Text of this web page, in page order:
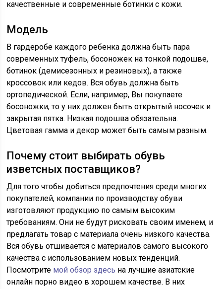
качественные и современные ботинки с кожи.
Модель
В гардеробе каждого ребенка должна быть пара
современных туфель, босоножек на тонкой подошве,
ботинок (демисезонных и резиновых), а также
кроссовок или кедов. Вся обувь должна быть
ортопедической. Если, например, Вы покупаете
босоножки, то у них должен быть открытый носочек и
закрытая пятка. Низкая подошва обязательна.
Цветовая гамма и декор может быть самым разным.
Почему стоит выбирать обувь
изветсных поставщиков?
Для того чтобы добиться предпочтения среди многих
покупателей, компании по производству обуви
изготовляют продукцию по самым высоким
требованиям. Они не будут рисковать своим именем, и
предлагать товар с материала очень низкого качества.
Вся обувь отшивается с материалов самого высокого
качества с использованием новых тенденций.
Посмотрите мой обзор здесь на лучшие азиатские
онлайн порно видео в хорошем качестве. В них